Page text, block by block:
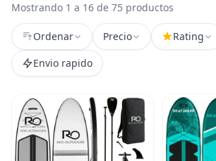
Mostrando 1 a 16 de 75 productos
Ordenar Precio
Rating
Envio rapido